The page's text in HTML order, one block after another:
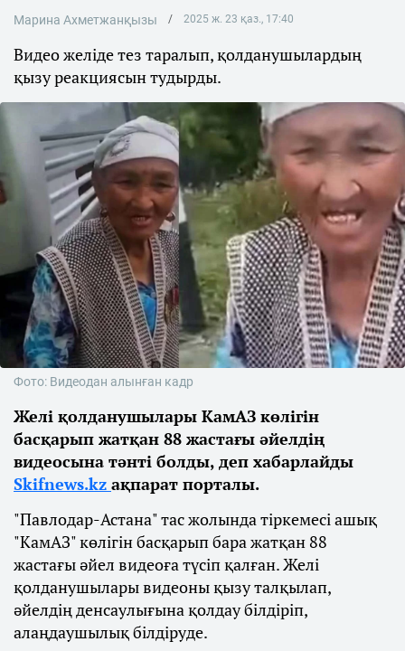
Марина Ахметжанқызы 2025 ж. 23 қаз., 17:40
Видео желіде тез таралып, қолданушылардың
қызу реакциясын тудырды.
Фото: Видеодан алынған кадр
Желі қолданушылары КамАЗ көлігін
басқарып жатқан 88 жастағы әйелдің
видеосына тәнті болды, деп хабарлайды
Skifnews.kz ақпарат порталы.
"Павлодар-Астана" тас жолында тіркемесі ашық
"КамАЗ" көлігін басқарып бара жатқан 88
жастағы әйел видеоға түсіп қалған. Желі
қолданушылары видеоны қызу талқылап,
әйелдің денсаулығына қолдау білдіріп,
алаңдаушылық білдіруде.